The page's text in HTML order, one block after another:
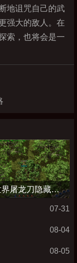
地诅咒自己的武
强大的敌人。在
索，也将会是一
传奇世界屠龙刀隐藏属性加点图
07-31
08-04
08-05